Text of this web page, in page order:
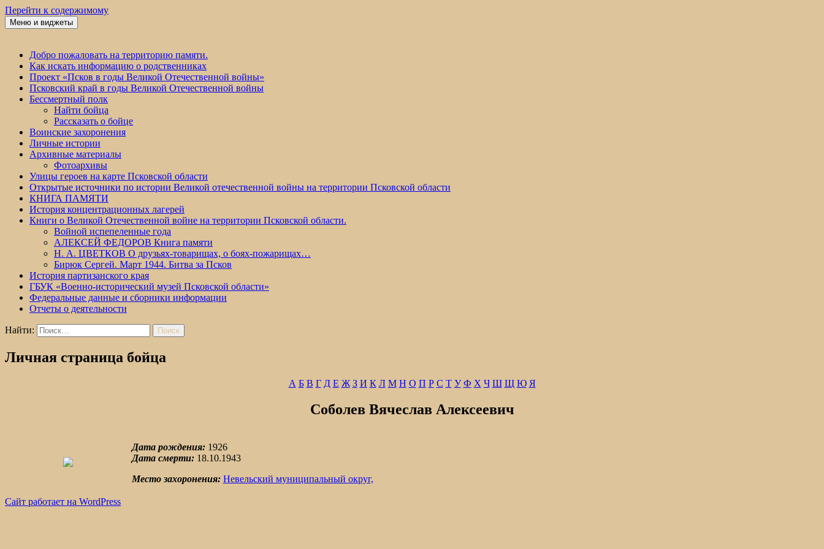
Перейти к содержимому
Победа 60
Меню и виджеты
Добро пожаловать на территорию памяти.
Как искать информацию о родственниках
Проект «Псков в годы Великой Отечественной войны»
Псковский край в годы Великой Отечественной войны
Бессмертный полк
Найти бойца
Рассказать о бойце
Воинские захоронения
Личные истории
Архивные материалы
Фотоархивы
Улицы героев на карте Псковской области
Открытые источники по истории Великой отечественной войны на территории Псковской области
КНИГА ПАМЯТИ
История концентрационных лагерей
Книги о Великой Отечественной войне на территории Псковской области.
Войной испепеленные года
АЛЕКСЕЙ ФЕДОРОВ Книга памяти
Н. А. ЦВЕТКОВ О друзьях-товарищах, о боях-пожарищах…
Бирюк Сергей. Март 1944. Битва за Псков
История партизанского края
ГБУК «Военно-исторический музей Псковской области»
Федеральные данные и сборники информации
Отчеты о деятельности
Найти:
Личная страница бойца
А Б В Г Д Е Ж З И К Л М Н О П Р С Т У Ф Х Ч Ш Щ Ю Я
Соболев Вячеслав Алексеевич
Дата рождения: 1926
Дата смерти: 18.10.1943
Место захоронения: Невельский муниципальный округ,
Сайт работает на WordPress